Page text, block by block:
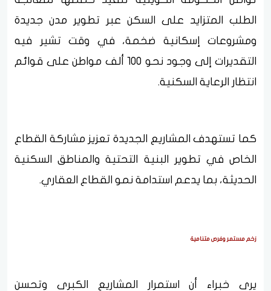
الطلب المتزايد على السكن عبر تطوير مدن جديدة
ومشروعات إسكانية ضخمة، في وقت تشير فيه
التقديرات إلى وجود نحو 100 ألف مواطن على قوائم
انتظار الرعاية السكنية.
كما تستهدف المشاريع الجديدة تعزيز مشاركة القطاع
الخاص في تطوير البنية التحتية والمناطق السكنية
الحديثة، بما يدعم استدامة نمو القطاع العقاري.
زخم مستمر وفرص متنامية
يرى خبراء أن استمرار المشاريع الكبرى وتحسن